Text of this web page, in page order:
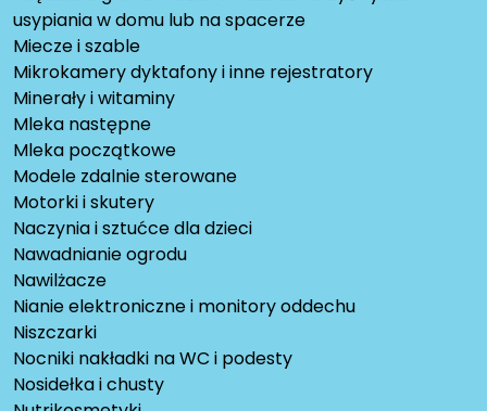
usypiania w domu lub na spacerze
Miecze i szable
Mikrokamery dyktafony i inne rejestratory
Minerały i witaminy
Mleka następne
Mleka początkowe
Modele zdalnie sterowane
Motorki i skutery
Naczynia i sztućce dla dzieci
Nawadnianie ogrodu
Nawilżacze
Nianie elektroniczne i monitory oddechu
Niszczarki
Nocniki nakładki na WC i podesty
Nosidełka i chusty